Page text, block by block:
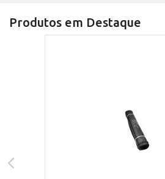
Produtos em Destaque